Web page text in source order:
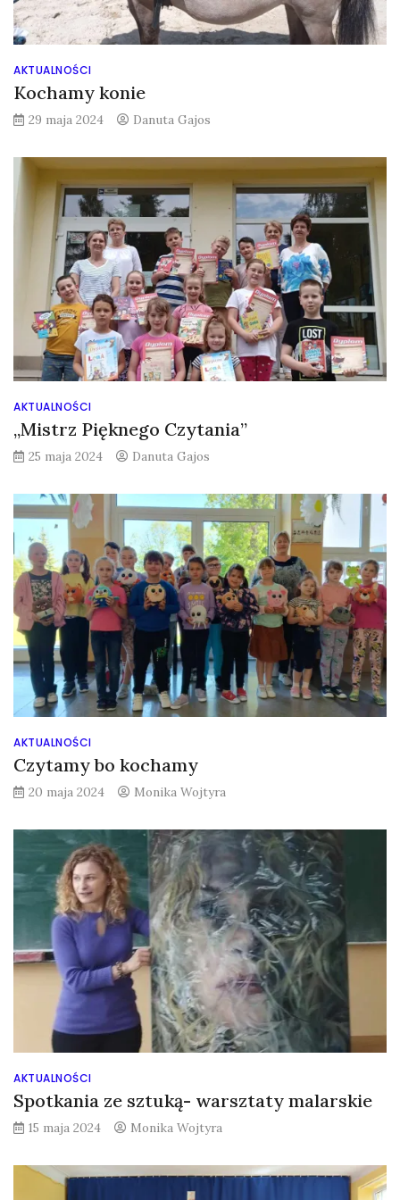
AKTUALNOŚCI
Kochamy konie
29 maja 2024 Danuta Gajos
AKTUALNOŚCI
„Mistrz Pięknego Czytania”
25 maja 2024 Danuta Gajos
AKTUALNOŚCI
Czytamy bo kochamy
20 maja 2024 Monika Wojtyra
AKTUALNOŚCI
Spotkania ze sztuką- warsztaty malarskie
15 maja 2024 Monika Wojtyra